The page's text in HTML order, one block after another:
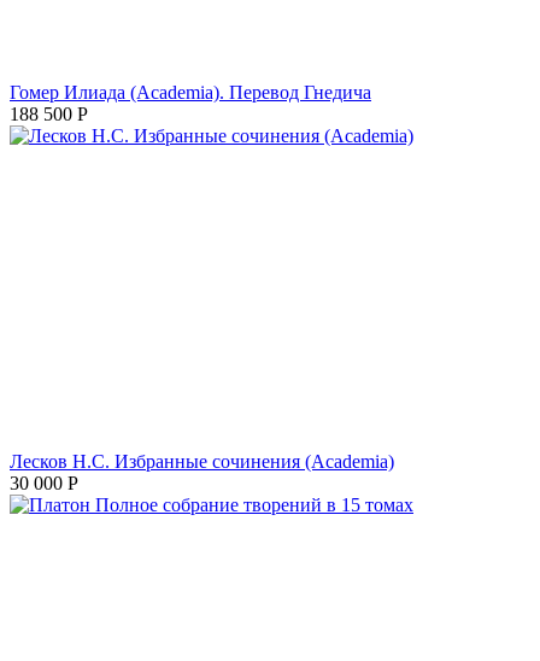
Гомер Илиада (Academia). Перевод Гнедича
188 500 Р
Лесков Н.С. Избранные сочинения (Academia)
30 000 Р